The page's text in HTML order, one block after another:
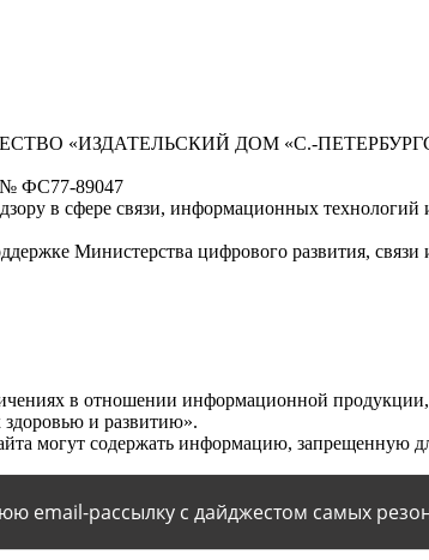
«ИЗДАТЕЛЬСКИЙ ДОМ «С.-
№ ФС77-89047
в сфере связи, информационных
Министерства цифрового развития,
в отношении информационной
и развитию».
могут содержать информацию, запрещенную
email-рассылку с дайджестом самых